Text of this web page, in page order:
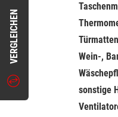
VERGLEICHEN
Türmatten
Wein-,
sonstige